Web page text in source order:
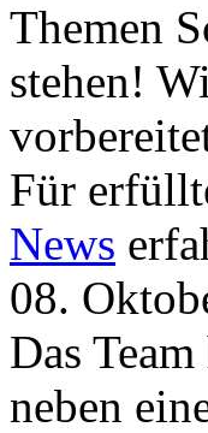
Themen
stehen!
Für
News
08.
Das
neben